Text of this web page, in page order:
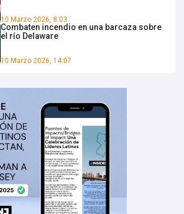
10 Marzo 2026, 8:03
Combaten incendio en una barcaza sobre
el río Delaware
10 Marzo 2026, 14:07